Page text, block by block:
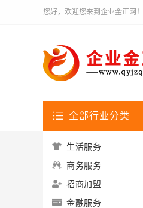
您好，欢迎您来到企业金正网！
全部行业分类
生活服务
商务服务
招商加盟
金融服务